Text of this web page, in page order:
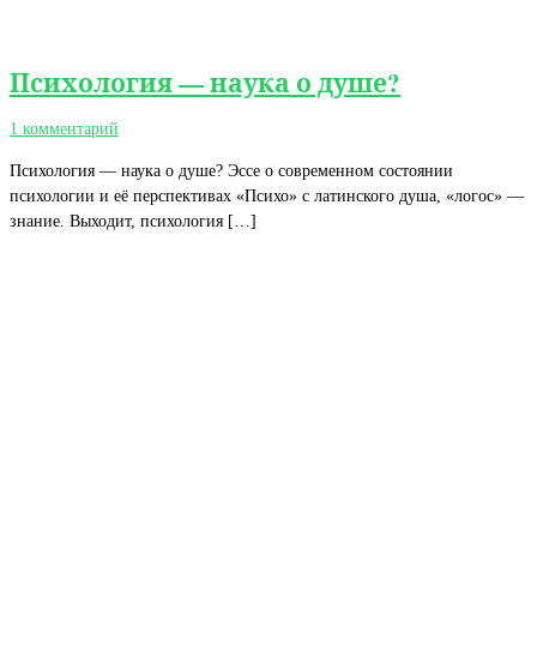
Психология — наука о душе?
1 комментарий
Психология — наука о душе? Эссе о современном состоянии
психологии и её перспективах «Психо» с латинского душа, «логос» —
знание. Выходит, психология […]